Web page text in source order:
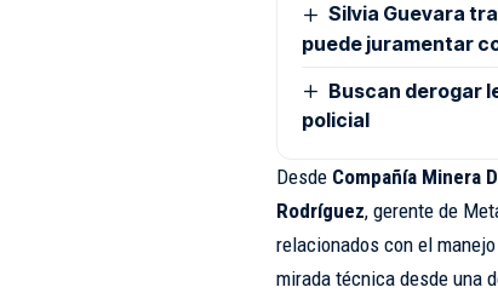
Silvia Guevara
puede juramentar
Buscan derogar
policial
Desde Compañía Minera
Rodríguez, gerente de
relacionados con el
mirada técnica desde una